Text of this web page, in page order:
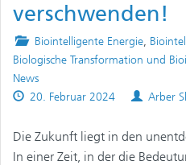
verschwenden!
Posted
in
Biointelligente Energie,
Biologische Transformation und
News
Published
20. Februar 2024 Authors
Arber
Die Zukunft liegt in den
In einer Zeit, in der die